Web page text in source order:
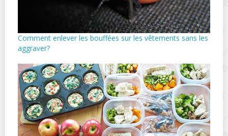
Comment enlever les bouffées sur les vêtements sans les
aggraver?